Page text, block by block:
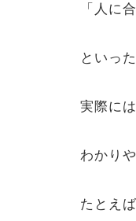
「人に
といっ
実際に
わかり
たとえ